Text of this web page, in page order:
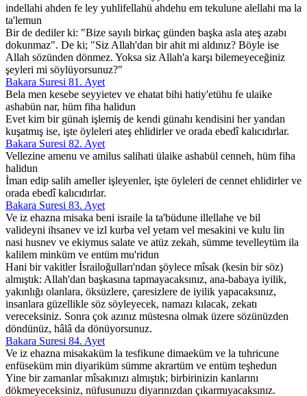
indellahi ahden fe ley yuhlifellahü ahdehu em tekulune alellahi ma la
ta'lemun
Bir de dediler ki: "Bize sayılı birkaç günden başka asla ateş azabı
dokunmaz". De ki; "Siz Allah'dan bir ahit mi aldınız? Böyle ise
Allah sözünden dönmez. Yoksa siz Allah'a karşı bilemeyeceğiniz
şeyleri mi söylüyorsunuz?"
Bakara Suresi 81. Ayet
Bela men kesebe seyyietev ve ehatat bihi hatiy'etühu fe ulaike
ashabün nar, hüm fiha halidun
Evet kim bir günah işlemiş de kendi günahı kendisini her yandan
kuşatmış ise, işte öyleleri ateş ehlidirler ve orada ebedî kalıcıdırlar.
Bakara Suresi 82. Ayet
Vellezine amenu ve amilus salihati ülaike ashabül cenneh, hüm fiha
halidun
İman edip salih ameller işleyenler, işte öyleleri de cennet ehlidirler ve
orada ebedî kalıcıdırlar.
Bakara Suresi 83. Ayet
Ve iz ehazna misaka beni israile la ta'büdune illellahe ve bil
valideyni ihsanev ve izl kurba vel yetam vel mesakini ve kulu lin
nasi husnev ve ekiymus salate ve atüz zekah, sümme tevelleytüm ila
kalilem minküm ve entüm mu'ridun
Hani bir vakitler İsrailoğulları'ndan şöylece mîsak (kesin bir söz)
almıştık: Allah'dan başkasına tapmayacaksınız, ana-babaya iyilik,
yakınlığı olanlara, öksüzlere, çaresizlere de iyilik yapacaksınız,
insanlara güzellikle söz söyleyecek, namazı kılacak, zekatı
vereceksiniz. Sonra çok azınız müstesna olmak üzere sözünüzden
döndünüz, hâlâ da dönüyorsunuz.
Bakara Suresi 84. Ayet
Ve iz ehazna misakaküm la tesfikune dimaeküm ve la tuhricune
enfüseküm min diyariküm sümme akrartüm ve entüm teşhedun
Yine bir zamanlar mîsakınızı almıştık; birbirinizin kanlarını
dökmeyeceksiniz, nüfusunuzu diyarınızdan çıkarmıyacaksınız.